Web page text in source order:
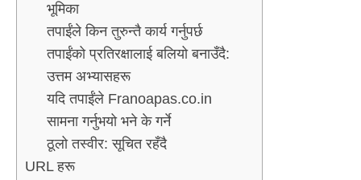
भूमिका
तपाईंले किन तुरुन्तै कार्य गर्नुपर्छ
तपाईंको प्रतिरक्षालाई बलियो बनाउँदै:
उत्तम अभ्यासहरू
यदि तपाईंले Franoapas.co.in
सामना गर्नुभयो भने के गर्ने
ठूलो तस्वीर: सूचित रहँदै
URL हरू